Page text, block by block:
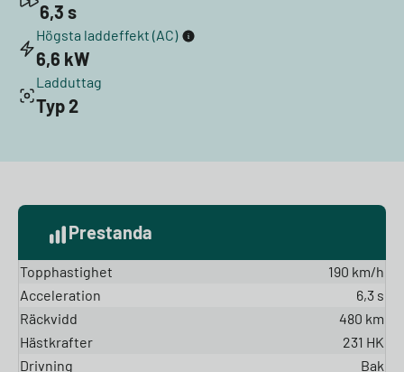
6,3 s
Högsta laddeffekt (AC)
6,6 kW
Ladduttag
Typ 2
Prestanda
Topphastighet
190 km/h
Acceleration
6,3 s
Räckvidd
480 km
Hästkrafter
231 HK
Drivning
Bak